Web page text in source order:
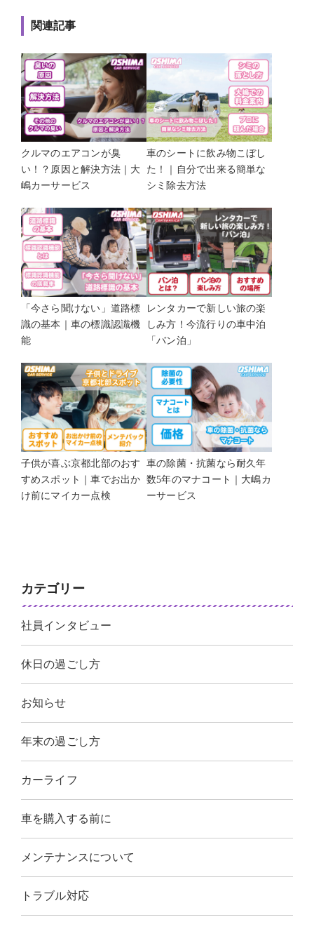
関連記事
クルマのエアコンが臭
い！？原因と解決方法｜大
嶋カーサービス
車のシートに飲み物こぼし
た！｜自分で出来る簡単な
シミ除去方法
「今さら聞けない」道路標
識の基本｜車の標識認識機
能
レンタカーで新しい旅の楽
しみ方！今流行りの車中泊
「バン泊」
子供が喜ぶ京都北部のおす
すめスポット｜車でお出か
け前にマイカー点検
車の除菌・抗菌なら耐久年
数5年のマナコート｜大嶋カ
ーサービス
カテゴリー
社員インタビュー
休日の過ごし方
お知らせ
年末の過ごし方
カーライフ
車を購入する前に
メンテナンスについて
トラブル対応